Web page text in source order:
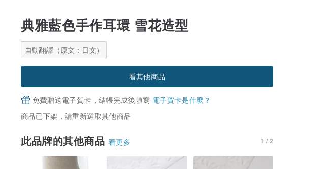
典雅藍色手作耳環 雪花造型
自動翻譯（原文：日文）
看其他商品
免費贈送電子賀卡，結帳完成後填寫 電子賀卡是什麼？
商品已下架，請重新選取其他商品
此品牌的其他商品 看更多 1 / 2